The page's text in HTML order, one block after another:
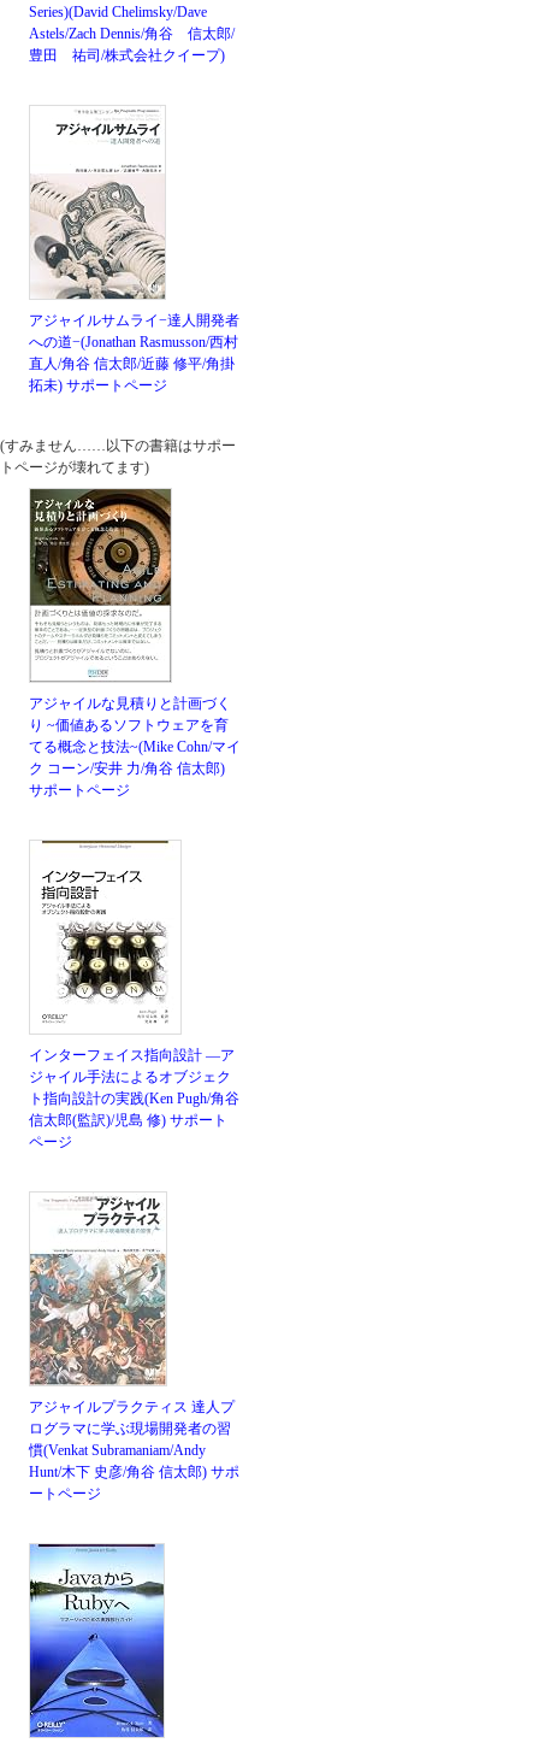
Series)(David Chelimsky/Dave
Astels/Zach Dennis/角谷 信太郎/
豊田 祐司/株式会社クイープ)
アジャイルサムライ−達人開発者
への道−(Jonathan Rasmusson/西村
直人/角谷 信太郎/近藤 修平/角掛
拓未) サポートページ
(すみません……以下の書籍はサポー
トページが壊れてます)
アジャイルな見積りと計画づく
り ~価値あるソフトウェアを育
てる概念と技法~(Mike Cohn/マイ
ク コーン/安井 力/角谷 信太郎)
サポートページ
インターフェイス指向設計 ―ア
ジャイル手法によるオブジェク
ト指向設計の実践(Ken Pugh/角谷
信太郎(監訳)/児島 修) サポート
ページ
アジャイルプラクティス 達人プ
ログラマに学ぶ現場開発者の習
慣(Venkat Subramaniam/Andy
Hunt/木下 史彦/角谷 信太郎) サポ
ートページ